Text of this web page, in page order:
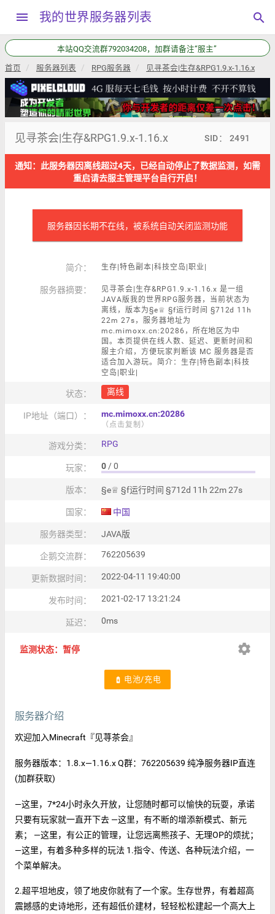
menu 我的世界服务器列表 search
本站QQ交流群792034208，加群请备注“服主”
首页 服务器列表 RPG服务器 见寻茶会|生存&RPG1.9.x-1.16.x
见寻茶会|生存&RPG1.9.x-1.16.x SID： 2491
通知：此服务器因离线超过4天，已经自动停止了数据监测，如需
重启请去服主管理平台自行开启！
服务器因长期不在线，被系统自动关闭监测功能
简介： 生存|特色副本|科技空岛|职业|
服务器摘要：
见寻茶会|生存&RPG1.9.x-1.16.x 是一组
JAVA版我的世界RPG服务器，当前状态为
离线，版本为§e♕ §f运行时间 §712d 11h
22m 27s，服务器地址为
mc.mimoxx.cn:20286，所在地区为中
国。本页提供在线人数、延迟、更新时间和
服主介绍，方便玩家判断该 MC 服务器是否
适合加入游玩。简介：生存|特色副本|科技
空岛|职业|
状态： 离线
IP地址（端口）： mc.mimoxx.cn:20286
（点击复制）
游戏分类： RPG
玩家： 0 / 0
版本： §e♕ §f运行时间 §712d 11h 22m 27s
国家： 中国
服务器类型： JAVA版
企鹅交流群： 762205639
更新数据时间： 2022-04-11 19:40:00
发布时间： 2021-02-17 13:21:24
延迟： 0ms
监测状态：暂停 settings
battery_charging_full 电池/充电
服务器介绍
欢迎加入Minecraft『见荨茶会』
服务器版本：1.8.x—1.16.x Q群：762205639 纯净服务器IP直连
(加群获取)
—这里，7*24小时永久开放，让您随时都可以愉快的玩耍，承诺
只要有玩家就一直开下去 —这里，有不断的增添新模式、新元
素； —这里，有公正的管理，让您远离熊孩子、无理OP的烦扰；
—这里，有着多种多样的玩法 1.指令、传送、各种玩法介绍，一
个菜单解决。
2.超平坦地皮，领了地皮你就有了一个家。生存世界，有着超高
震撼感的史诗地形，还有超低价建材，轻轻松松建起一个高大上